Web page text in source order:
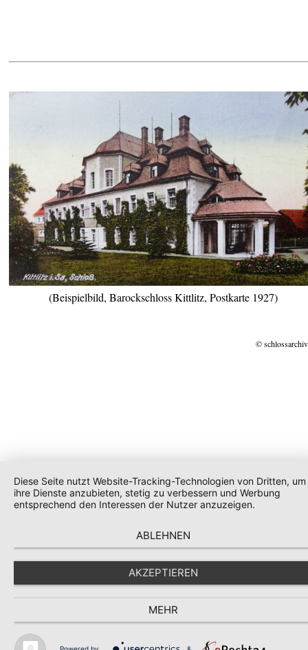
(Beispielbild, Barockschloss Kittlitz, Postkarte 1927)
©
Diese Seite nutzt Website-Tracking-Technologien von Dritten, um
ihre Dienste anzubieten, stetig zu verbessern und Werbung
entsprechend den Interessen der Nutzer anzuzeigen.
ABLEHNEN
AKZEPTIEREN
MEHR